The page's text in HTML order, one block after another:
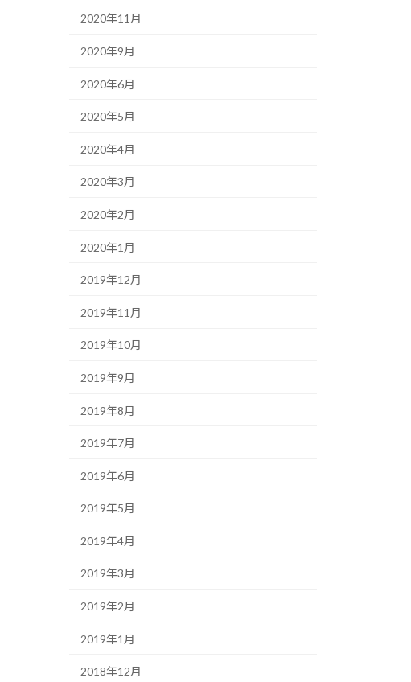
2020年11月
2020年9月
2020年6月
2020年5月
2020年4月
2020年3月
2020年2月
2020年1月
2019年12月
2019年11月
2019年10月
2019年9月
2019年8月
2019年7月
2019年6月
2019年5月
2019年4月
2019年3月
2019年2月
2019年1月
2018年12月